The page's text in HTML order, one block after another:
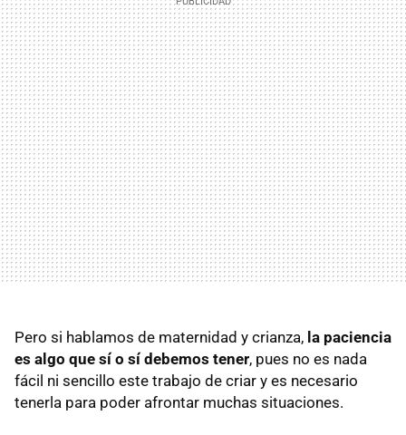
Pero si hablamos de maternidad y crianza, la paciencia
es algo que sí o sí debemos tener, pues no es nada
fácil ni sencillo este trabajo de criar y es necesario
tenerla para poder afrontar muchas situaciones.